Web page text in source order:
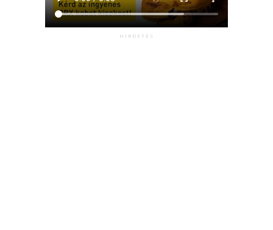
HIRDETÉS